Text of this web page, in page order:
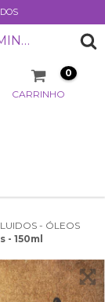
BALSAMO ESPIRITUAL ABRE CAMINHOS - 150ML
CARRINHO
0
- ÓLEOS
150ml